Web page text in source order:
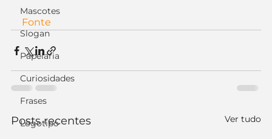
Mascotes
Slogan
Papelaria
Curiosidades
Frases
Logotipo
Fonte
Posts recentes Ver tudo